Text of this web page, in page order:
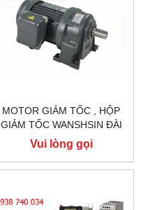
MOTOR GIẢM TỐC , HỘP
GIẢM TỐC WANSHSIN ĐÀI
LOAN 1.5KW 1500W 2HP AC
BA PHA 220 V / 380V
Vui lòng gọi